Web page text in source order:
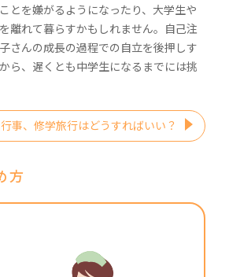
とを嫌がるようになったり、大学生や
離れて暮らすかもしれません。自己注
さんの成長の過程での自立を後押しす
ら、遅くとも中学生になるまでには挑
事、修学旅行はどうすればいい？
方